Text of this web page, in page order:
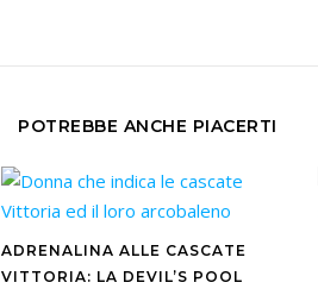
POTREBBE ANCHE PIACERTI
ADRENALINA ALLE CASCATE
VITTORIA: LA DEVIL’S POOL